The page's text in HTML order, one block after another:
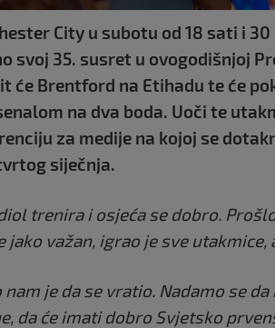
City u subotu od 18 sati i
svoj 35. susret u ovogodišnjoj
će Brentford na Etihadu te će
na dva boda. Uoči te
za medije na kojoj se
siječnja.
trenira i osjeća se dobro.
jako važan, igrao je sve
nam je da se vratio. Nadamo se
da će imati dobro Svjetsko